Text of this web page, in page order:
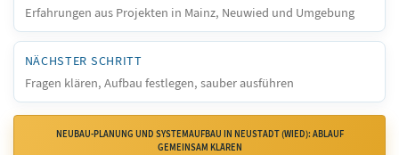
Erfahrungen aus Projekten in Mainz, Neuwied und Umgebung
NÄCHSTER SCHRITT
Fragen klären, Aufbau festlegen, sauber ausführen
NEUBAU-PLANUNG UND SYSTEMAUFBAU IN NEUSTADT (WIED): ABLAUF
GEMEINSAM KLÄREN